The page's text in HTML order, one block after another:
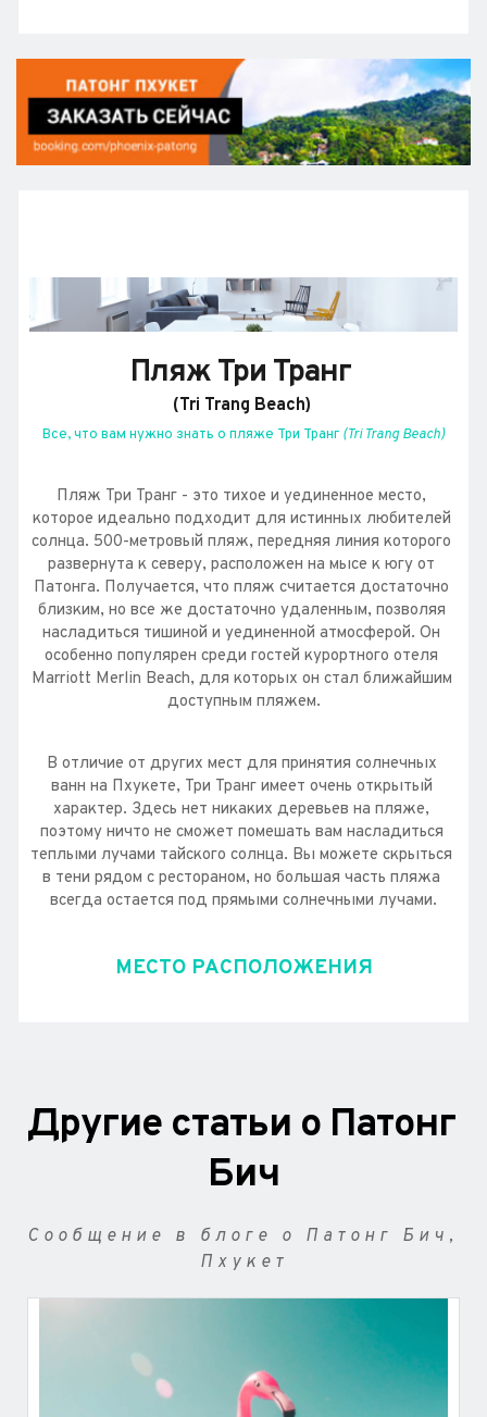
Пляж Три Транг
(Tri Trang Beach)
Все, что вам нужно знать о пляже Три Транг (Tri Trang Beach)
Пляж Три Транг - это тихое и уединенное место,
которое идеально подходит для истинных любителей
солнца. 500-метровый пляж, передняя линия которого
развернута к северу, расположен на мысе к югу от
Патонга. Получается, что пляж считается достаточно
близким, но все же достаточно удаленным, позволяя
насладиться тишиной и уединенной атмосферой. Он
особенно популярен среди гостей курортного отеля
Marriott Merlin Beach, для которых он стал ближайшим
доступным пляжем.
В отличие от других мест для принятия солнечных
ванн на Пхукете, Три Транг имеет очень открытый
характер. Здесь нет никаких деревьев на пляже,
поэтому ничто не сможет помешать вам насладиться
теплыми лучами тайского солнца. Вы можете скрыться
в тени рядом с рестораном, но большая часть пляжа
всегда остается под прямыми солнечными лучами.
МЕСТО РАСПОЛОЖЕНИЯ
Другие статьи о Патонг
Бич
Сообщение в блоге о Патонг Бич,
Пхукет